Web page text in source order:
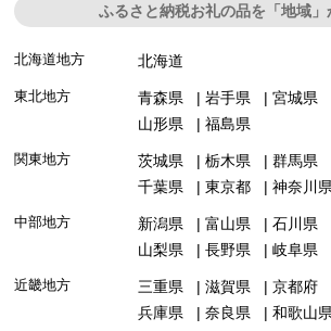
ふるさと納税お礼の品を「地域」
北海道地方 北海道
東北地方 青森県 岩手県 宮城県
山形県
福島県
関東地方 茨城県 栃木県 群馬県
千葉県
東京都 神奈川県
中部地方 新潟県 富山県 石川県
山梨県
長野県 岐阜県
近畿地方 三重県 滋賀県 京都府
兵庫県
奈良県 和歌山県